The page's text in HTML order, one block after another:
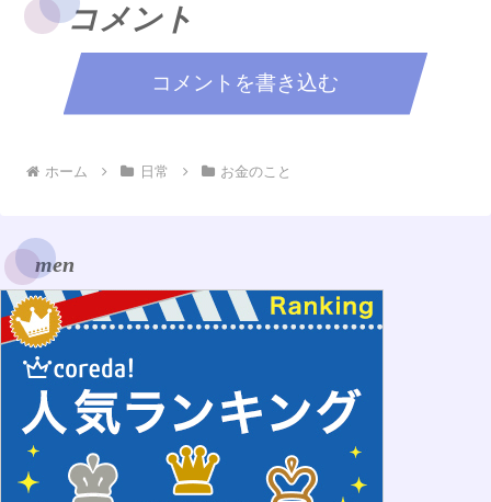
コメント
コメントを書き込む
ホーム 日常 お金のこと
men